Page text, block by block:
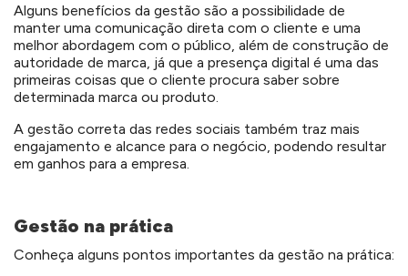
Alguns benefícios da gestão são a possibilidade de
manter uma comunicação direta com o cliente e uma
melhor abordagem com o público, além de construção de
autoridade de marca, já que a presença digital é uma das
primeiras coisas que o cliente procura saber sobre
determinada marca ou produto.
A gestão correta das redes sociais também traz mais
engajamento e alcance para o negócio, podendo resultar
em ganhos para a empresa.
Gestão na prática
Conheça alguns pontos importantes da gestão na prática: